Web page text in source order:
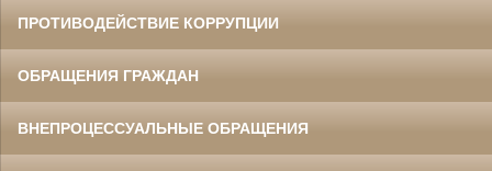
ПРОТИВОДЕЙСТВИЕ КОРРУПЦИИ
ОБРАЩЕНИЯ ГРАЖДАН
ВНЕПРОЦЕССУАЛЬНЫЕ ОБРАЩЕНИЯ